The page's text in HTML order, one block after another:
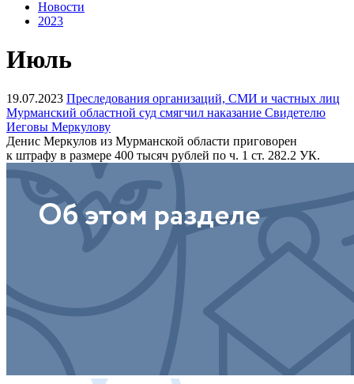
Новости
2023
Июль
19.07.2023 Преследования организаций, СМИ и частных лиц
Мурманский областной суд смягчил наказание Свидетелю
Иеговы Меркулову
Денис Меркулов из Мурманской области приговорен
к штрафу в размере 400 тысяч рублей по ч. 1 ст. 282.2 УК.